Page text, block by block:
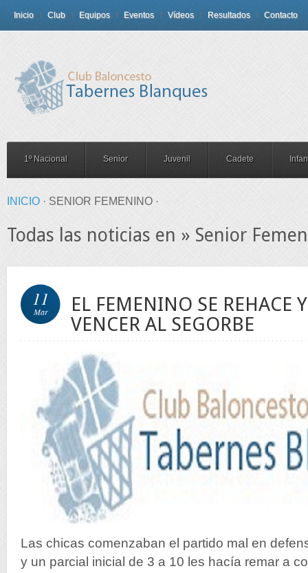
Inicio Club Equipos Eventos Vídeos Resultados Contacto
1º Nacional Senior Juvenil Cadete
INICIO · SENIOR FEMENINO ·
Todas las noticias en » Senior
11
Mar
EL FEMENINO SE REHACE
VENCER AL SEGORBE
Las chicas comenzaban el partido mal en
y un parcial inicial de 3 a 10 les hacía remar a